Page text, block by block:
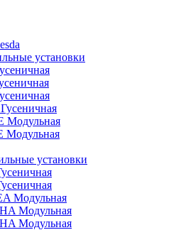
установки
Модульная
Модульная
установки
Модульная
Модульная
Модульная